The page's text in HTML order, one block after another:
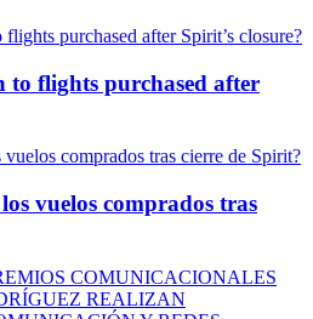
to flights purchased after
vuelos comprados tras